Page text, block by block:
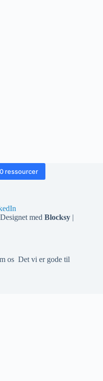
ressourcer
med Blocksy |
os Det vi er gode til